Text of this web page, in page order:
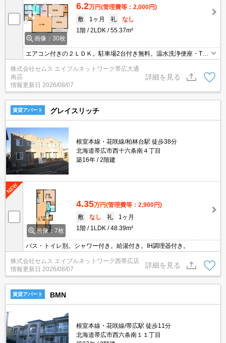
画像：30枚
6.2万円(管理費等：2,000円)
敷
1ヶ月 礼
なし
1階
2LDK 55.37m²
エアコン付きの２ＬＤＫ。駐車場2台付き無料。温水洗浄便座・TV
株式会社セムス エイブルネットワーク帯広大通
南店
情報更新日 2026/08/07
詳細を見る
賃貸アパート グレイスリッチ
根室本線・花咲線/柏林台駅 徒歩38分
北海道帯広市西十六条南４丁目
築16年
2階建
画像：7枚
4.35万円(管理費等：2,900円)
敷
なし 礼
1ヶ月
1階
1LDK 48.39m²
バス・トイレ別。シャワー付き。給湯付き。IH調理器付き。
株式会社セムス エイブルネットワーク西帯広店
情報更新日 2026/08/07
詳細を見る
賃貸アパート BMN
根室本線・花咲線/帯広駅 徒歩11分
北海道帯広市西六条南１１丁目